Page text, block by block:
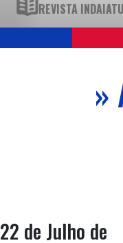
REVISTA
»
22 de Julho de